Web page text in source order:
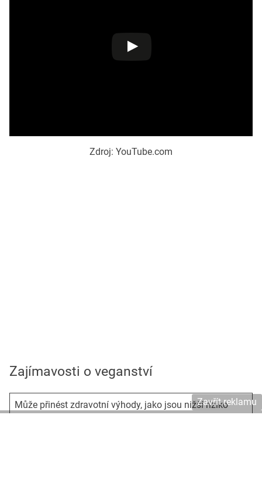
Zdroj: YouTube.com
Zajímavosti o veganství
Může přinést zdravotní výhody, jako jsou nižší riziko
Zavřít reklamu